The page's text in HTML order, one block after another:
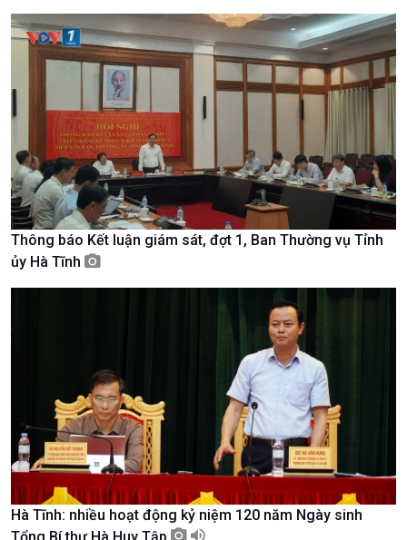
Văn hoá & Du lịch
Tin Văn hoá & Du lịch
Chát với người nổi tiếng
Câu chuyện Thể thao
Video
Infographic
E-Magazine
Podcast
Góc nhìn VOV1
Thông báo Kết luận giám sát, đợt 1, Ban Thường vụ Tỉnh
ủy Hà Tĩnh
Hà Tĩnh: nhiều hoạt động kỷ niệm 120 năm Ngày sinh
Tổng Bí thư Hà Huy Tập